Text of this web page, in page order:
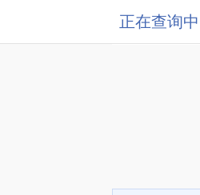
正在查询中